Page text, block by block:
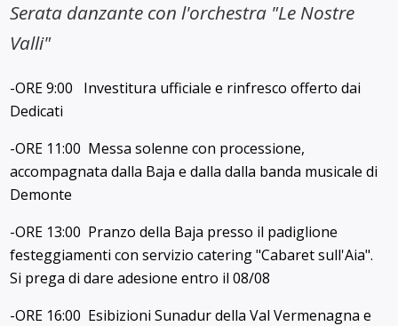
Serata danzante con l'orchestra "Le Nostre
Valli"
-ORE 9:00 Investitura ufficiale e rinfresco offerto dai
Dedicati
-ORE 11:00 Messa solenne con processione,
accompagnata dalla Baja e dalla dalla banda musicale di
Demonte
-ORE 13:00 Pranzo della Baja presso il padiglione
festeggiamenti con servizio catering "Cabaret sull'Aia".
Si prega di dare adesione entro il 08/08
-ORE 16:00 Esibizioni Sunadur della Val Vermenagna e